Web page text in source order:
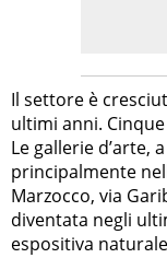
Il settore è
ultimi anni.
Le gallerie d’arte,
principalmente
Marzocco, via
diventata negli
espositiva